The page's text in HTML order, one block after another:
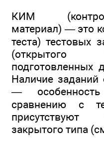
КИМ
материал) — это
теста) тестовых
(открытого
подготовленных
Наличие заданий
—
сравнению с
закрытого типа